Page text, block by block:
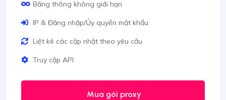
Băng thông không giới hạn
IP & Đăng nhập/Ủy quyền mật khẩu
Liệt kê các cập nhật theo yêu cầu
Truy cập API
Mua gói proxy